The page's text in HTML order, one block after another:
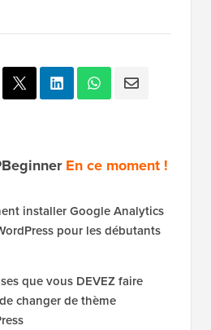
En ce moment !
installer Google Analytics
pour les débutants
que vous DEVEZ faire
changer de thème